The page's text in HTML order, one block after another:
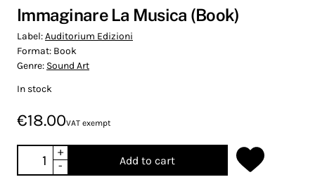
Immaginare La Musica (Book)
Label:Auditorium Edizioni
Format: Book
Genre: Sound Art
In stock
€18.00VAT exempt
+
-
Add to cart